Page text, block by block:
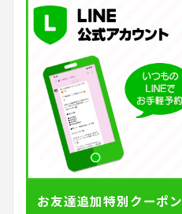
お友達追加特別クーポン